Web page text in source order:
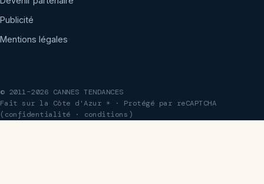
Publicité
Mentions légales
© 2011–2026 CANNES TENDANCES
Fait sur la Côte d'Azur ☀ · Protégé par reCAPTCHA
( confidentialité · conditions )